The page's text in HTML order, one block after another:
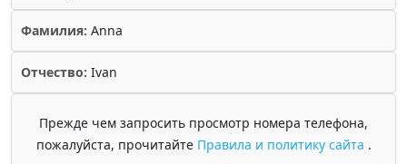
Фамилия: Anna
Отчество: Ivan
Прежде чем запросить просмотр номера телефона,
пожалуйста, прочитайте Правила и политику сайта .